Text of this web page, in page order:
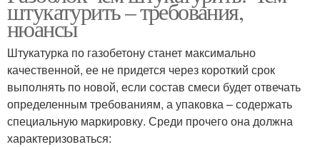
штукатурить – требования,
нюансы
Штукатурка по газобетону станет максимально
качественной, ее не придется через короткий срок
выполнять по новой, если состав смеси будет отвечать
определенным требованиям, а упаковка – содержать
специальную маркировку. Среди прочего она должна
характеризоваться: